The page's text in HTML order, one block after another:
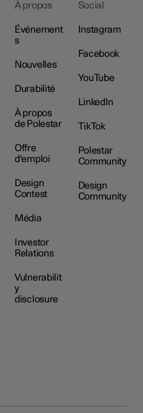
À propos
Événement
s
Nouvelles
Durabilité
À propos
de Polestar
Offre
d'emploi
Design
Contest
Média
Investor
Relations
Vulnerabilit
y
disclosure
Social
Instagram
Facebook
YouTube
LinkedIn
TikTok
Polestar
Community
Design
Community